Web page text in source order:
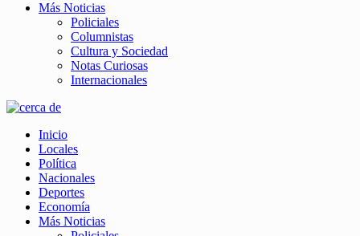
Más Noticias
Policiales
Columnistas
Cultura y Sociedad
Notas Curiosas
Internacionales
Inicio
Locales
Política
Nacionales
Deportes
Economía
Más Noticias